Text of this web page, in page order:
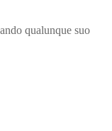
qualunque suo